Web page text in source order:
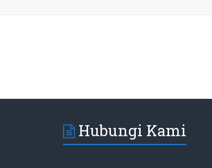
Hubungi Kami